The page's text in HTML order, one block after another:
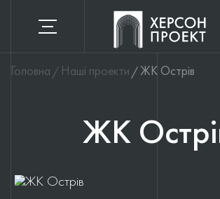
Головна Наші проекти ЖК Острів
ЖК